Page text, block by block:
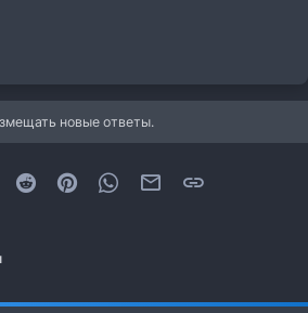
новые ответы.
Twitter Reddit PinterestWhatsAppЭлектронная почта